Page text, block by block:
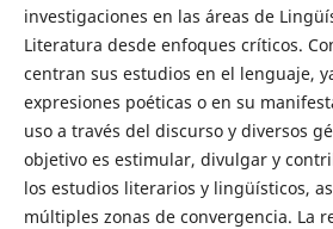
investigaciones en las áreas de
Literatura desde enfoques críticos.
centran sus estudios en el lenguaje,
expresiones poéticas o en su
uso a través del discurso y diversos
objetivo es estimular, divulgar y
los estudios literarios y lingüísticos,
múltiples zonas de convergencia. La